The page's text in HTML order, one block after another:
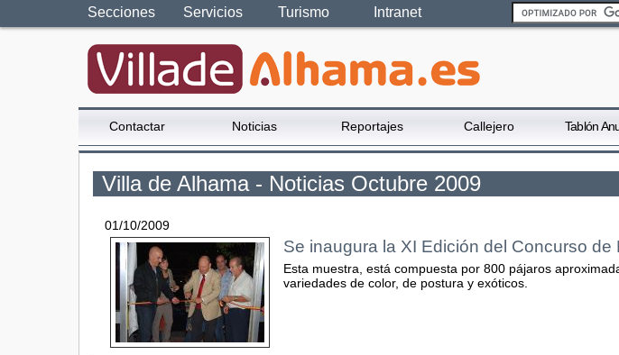
Secciones Servicios Turismo Intranet
Contactar Noticias Reportajes Callejero Tablón
Villa de Alhama - Noticias Octubre 2009
01/10/2009
Se inaugura la XI Edición del Concurso
Esta muestra, está compuesta por 800 pájaros
variedades de color, de postura y exóticos.